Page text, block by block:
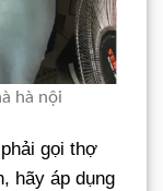
hà nội
gọi thợ
hãy áp dụng